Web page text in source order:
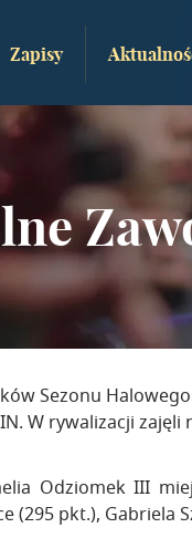
Zapisy
Sezonu
W rywalizacji zajęli
Odziomek III
(295 pkt.), Gabriela